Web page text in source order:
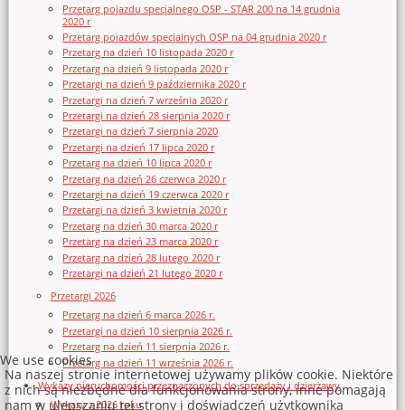
Przetarg pojazdu specjalnego OSP - STAR 200 na 14 grudnia
2020 r
Przetarg pojazdów specjalnych OSP na 04 grudnia 2020 r
Przetarg na dzień 10 listopada 2020 r
Przetarg na dzień 9 listopada 2020 r
Przetargi na dzień 9 października 2020 r
Przetargi na dzień 7 września 2020 r
Przetargi na dzień 28 sierpnia 2020 r
Przetargi na dzień 7 sierpnia 2020
Przetargi na dzień 17 lipca 2020 r
Przetarg na dzień 10 lipca 2020 r
Przetarg na dzień 26 czerwca 2020 r
Przetargi na dzień 19 czerwca 2020 r
Przetargi na dzień 3 kwietnia 2020 r
Przetarg na dzień 30 marca 2020 r
Przetarg na dzień 23 marca 2020 r
Przetarg na dzień 28 lutego 2020 r
Przetargi na dzień 21 lutego 2020 r
Przetargi 2026
Przetarg na dzień 6 marca 2026 r.
Przetargi na dzień 10 sierpnia 2026 r.
Przetarg na dzień 11 sierpnia 2026 r.
Przetarg na dzień 11 września 2026 r.
Wykazy nieruchomości przeznaczonych do sprzedaży i dzierżawy
Wykazy z 2026 roku
We use cookies
Na naszej stronie internetowej używamy plików cookie. Niektóre
z nich są niezbędne dla funkcjonowania strony, inne pomagają
nam w ulepszaniu tej strony i doświadczeń użytkownika